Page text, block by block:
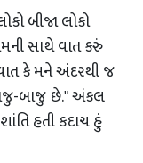
બીજા લોકો
સાથે વાત કરું
કે મને અંદરથી જ
બાજુ છે." અંકલ
હતી કદાચ હું